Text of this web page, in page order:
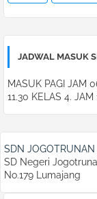
JADWAL MASUK
MASUK PAGI JAM
11.30 KELAS 4.
SDN JOGOTRUNAN
SD Negeri
No.179 Lumajang